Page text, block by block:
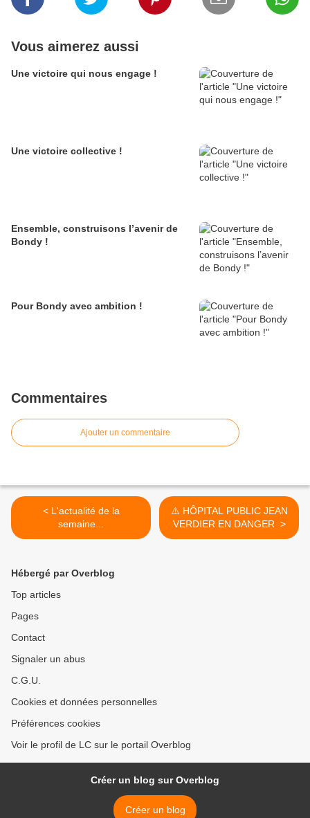
Vous aimerez aussi
Une victoire qui nous engage !
Une victoire collective !
Ensemble, construisons l’avenir de
Bondy !
Pour Bondy avec ambition !
Commentaires
Ajouter un commentaire
< L'actualité de la
semaine...
⚠️ HÔPITAL PUBLIC JEAN
VERDIER EN DANGER >
Hébergé par Overblog
Top articles
Pages
Contact
Signaler un abus
C.G.U.
Cookies et données personnelles
Préférences cookies
Voir le profil de LC sur le portail Overblog
Créer un blog sur Overblog
Créer un blog